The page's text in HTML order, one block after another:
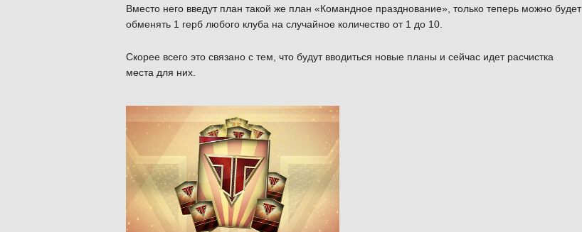
Вместо него введут план такой же план «Командное празднование», только теперь можно будет
обменять 1 герб любого клуба на случайное количество от 1 до 10.
Скорее всего это связано с тем, что будут вводиться новые планы и сейчас идет расчистка
места для них.